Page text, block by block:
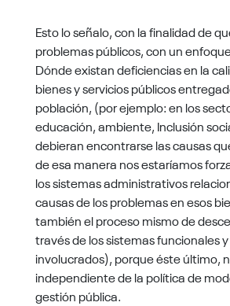
Esto lo señalo, con la finalidad de
problemas públicos, con un
Dónde existan deficiencias en la
bienes y servicios públicos
población, (por ejemplo: en los
educación, ambiente, Inclusión
debieran encontrarse las causas
de esa manera nos estaríamos
los sistemas administrativos
causas de los problemas en esos
también el proceso mismo de
través de los sistemas funcionales
involucrados), porque éste último,
independiente de la política de
gestión pública.